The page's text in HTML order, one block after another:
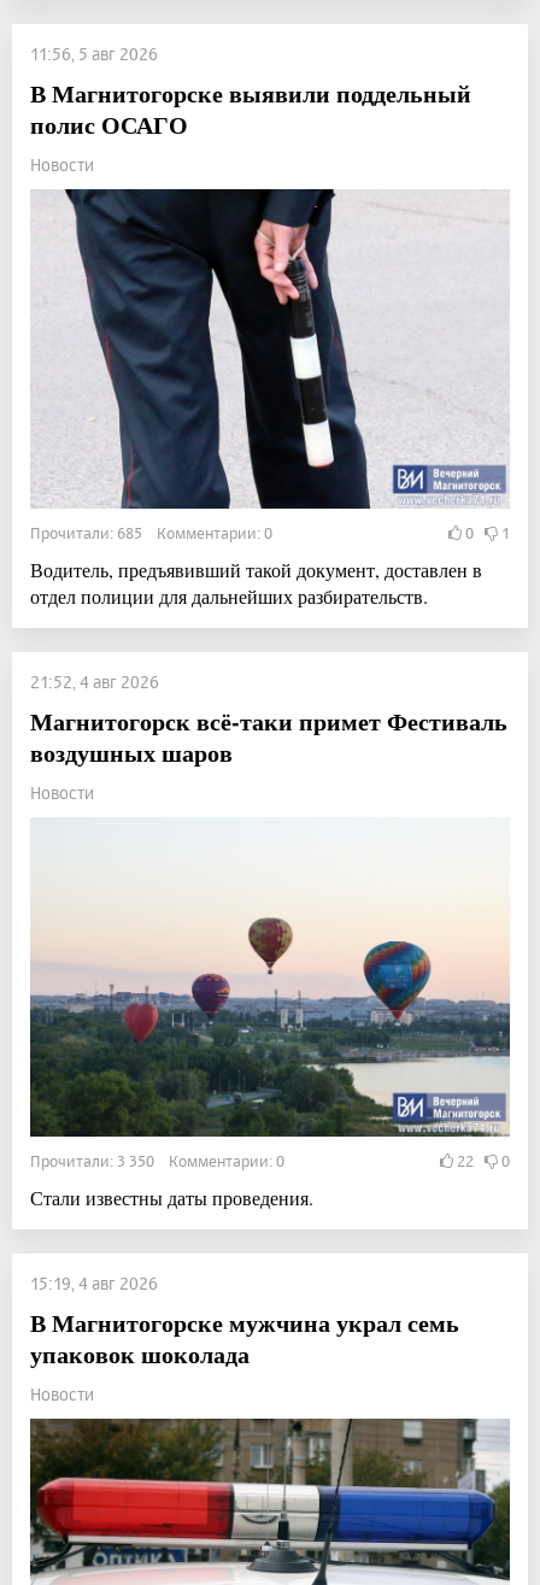
11:56, 5 авг 2026
В Магнитогорске выявили поддельный
полис ОСАГО
Новости
Прочитали: 685 Комментарии: 0 0 1
Водитель, предъявивший такой документ, доставлен в
отдел полиции для дальнейших разбирательств.
21:52, 4 авг 2026
Магнитогорск всё-таки примет Фестиваль
воздушных шаров
Новости
Прочитали: 3 350 Комментарии: 0 22 0
Стали известны даты проведения.
15:19, 4 авг 2026
В Магнитогорске мужчина украл семь
упаковок шоколада
Новости